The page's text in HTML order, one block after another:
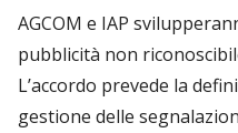
AGCOM e IAP
pubblicità non
L’accordo prevede la
gestione delle